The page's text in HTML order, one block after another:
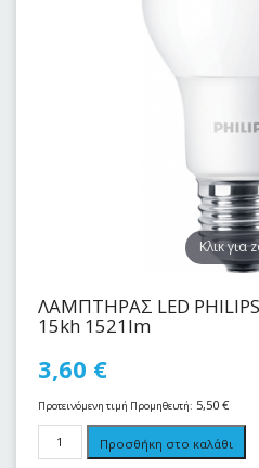
Kλικ για
ΛΑΜΠΤΗΡΑΣ LED
15kh 1521lm
3,60 €
Προτεινόμενη τιμή Προμηθευτή: 5,50 €
Προσθήκη στο καλάθι